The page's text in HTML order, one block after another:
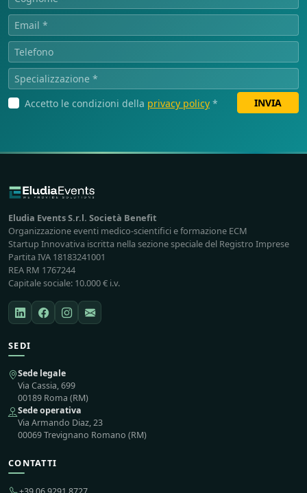
Accetto le condizioni della privacy policy * INVIA
Eludia Events S.r.l. Società Benefit
Organizzazione eventi medico-scientifici e formazione ECM
Startup Innovativa iscritta nella sezione speciale del Registro Imprese
Partita IVA 18183241001
REA RM 1767244
Capitale sociale: 10.000 € i.v.
SEDI
Sede legale
Via Cassia, 699
00189 Roma (RM)
Sede operativa
Via Armando Diaz, 23
00069 Trevignano Romano (RM)
CONTATTI